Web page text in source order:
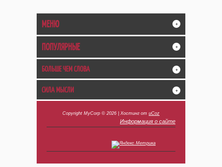
МЕНЮ +
ПОПУЛЯРНЫЕ +
БОЛЬШЕ ЧЕМ СЛОВА +
СИЛА МЫСЛИ +
Copyright MyCorp © 2026 Хостинг от uCoz
Информация о сайте